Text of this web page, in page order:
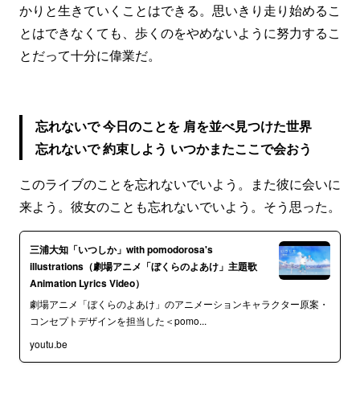
かりと生きていくことはできる。思いきり走り始めるこ
とはできなくても、歩くのをやめないように努力するこ
とだって十分に偉業だ。
忘れないで 今日のことを 肩を並べ見つけた世界
忘れないで 約束しよう いつかまたここで会おう
このライブのことを忘れないでいよう。また彼に会いに
来よう。彼女のことも忘れないでいよう。そう思った。
三浦大知「いつしか」with pomodorosa's
illustrations（劇場アニメ「ぼくらのよあけ」主題歌
Animation Lyrics Video）
劇場アニメ「ぼくらのよあけ」のアニメーションキャラクター原案・
コンセプトデザインを担当した＜pomo...
youtu.be